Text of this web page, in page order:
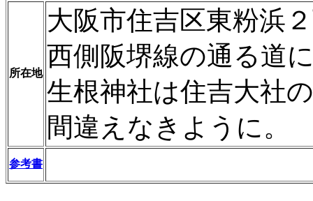
所在地
大阪市住吉区東粉浜
西側阪堺線の通る道
生根神社は住吉大社
間違えなきように。
参考書